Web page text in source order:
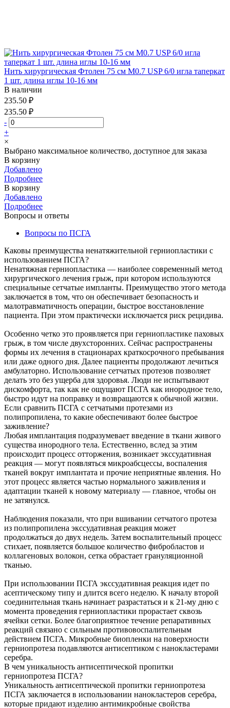
Нить хирургическая Фтолен 75 см М0.7 USP 6/0 игла таперкат
1 шт. длина иглы 10-16 мм
В наличии
235.50 ₽
235.50 ₽
-
+
×
Выбрано максимальное количество, доступное для заказа
В корзину
Добавлено
Подробнее
В корзину
Добавлено
Подробнее
Вопросы и ответы
Вопросы по ПСГА
Каковы преимущества ненатяжительной герниопластики с
использованием ПСГА?
Ненатяжная герниопластика — наиболее современный метод
хирургического лечения грыж, при котором используются
специальные сетчатые импланты. Преимущество этого метода
заключается в том, что он обеспечивает безопасность и
малотравматичность операции, быстрое восстановление
пациента. При этом практически исключается риск рецидива.
Особенно четко это проявляется при герниопластике паховых
грыж, в том числе двухсторонних. Сейчас распространены
формы их лечения в стационарах краткосрочного пребывания
или даже одного дня. Далее пациенты продолжают лечиться
амбулаторно. Использование сетчатых протезов позволяет
делать это без ущерба для здоровья. Люди не испытывают
дискомфорта, так как не ощущают ПСГА как инородное тело,
быстро идут на поправку и возвращаются к обычной жизни.
Если сравнить ПСГА с сетчатыми протезами из
полипропилена, то какие обеспечивают более быстрое
заживление?
Любая имплантация подразумевает введение в ткани живого
существа инородного тела. Естественно, вслед за этим
происходит процесс отторжения, возникает экссудативная
реакция — могут появляться микроабсцессы, воспаления
тканей вокруг имплантата и прочие неприятные явления. Но
этот процесс является частью нормального заживления и
адаптации тканей к новому материалу — главное, чтобы он
не затянулся.
Наблюдения показали, что при вшивании сетчатого протеза
из полипропилена экссудативная реакция может
продолжаться до двух недель. Затем воспалительный процесс
стихает, появляется большое количество фибробластов и
коллагеновых волокон, сетка обрастает грануляционной
тканью.
При использовании ПСГА экссудативная реакция идет по
асептическому типу и длится всего неделю. К началу второй
соединительная ткань начинает разрастаться и к 21-му дню с
момента проведения герниопластики прорастает сквозь
ячейки сетки. Более благоприятное течение репаративных
реакций связано с сильным противовоспалительным
действием ПСГА. Микробные биопленки на поверхности
герниопротеза подавляются антисептиком с нанокластерами
серебра.
В чем уникальность антисептической пропитки
герниопротеза ПСГА?
Уникальность антисептической пропитки герниопротеза
ПСГА заключается в использовании нанокластеров серебра,
которые придают изделию антимикробные свойства